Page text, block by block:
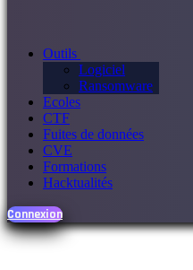
Outils
Logiciel
Ransomware
Ecoles
CTF
Fuites de données
CVE
Formations
Hacktualités
Connexion